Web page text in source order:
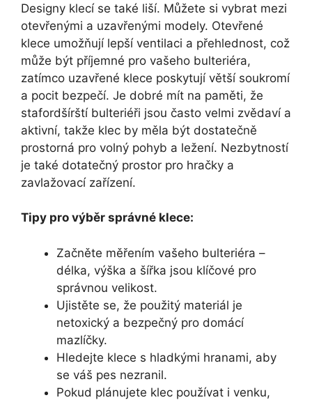
Designy klecí se také liší. Můžete si vybrat mezi
otevřenými a uzavřenými modely. Otevřené
klece umožňují lepší ventilaci a přehlednost, což
může být příjemné pro vašeho bulteriéra,
zatímco uzavřené klece poskytují větší soukromí
a pocit bezpečí. Je dobré mít na paměti, že
stafordšírští bulteriéři jsou často velmi zvědaví a
aktivní, takže klec by měla být dostatečně
prostorná pro volný pohyb a ležení. Nezbytností
je také dotatečný prostor pro hračky a
zavlažovací zařízení.
Tipy pro výběr správné klece:
Začněte měřením vašeho bulteriéra –
délka, výška a šířka jsou klíčové pro
správnou velikost.
Ujistěte se, že použitý materiál je
netoxický a bezpečný pro domácí
mazlíčky.
Hledejte klece s hladkými hranami, aby
se váš pes nezranil.
Pokud plánujete klec používat i venku,